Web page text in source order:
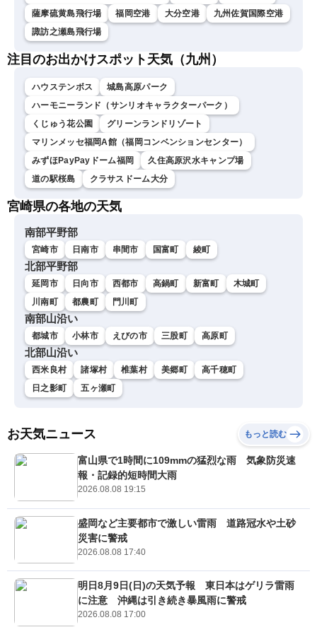
薩摩硫黄島飛行場
福岡空港 大分空港
九州佐賀国際空港
諏訪之瀬島飛行場
注目のお出かけスポット天気（九州）
ハウステンボス
城島高原パーク
ハーモニーランド（サンリオキャラクターパーク）
くじゅう花公園
グリーンランドリゾート
マリンメッセ福岡A館（福岡コンベンションセンター）
みずほPayPayドーム福岡
久住高原沢水キャンプ場
道の駅桜島
クラサスドーム大分
宮崎県の各地の天気
南部平野部
宮崎市 日南市 串間市 国富町 綾町
北部平野部
延岡市 日向市 西都市 高鍋町 新富町
木城町
川南町
都農町 門川町
南部山沿い
都城市 小林市 えびの市 三股町 高原町
北部山沿い
西米良村 諸塚村 椎葉村 美郷町
高千穂町
日之影町
五ヶ瀬町
お天気ニュース もっと読む
富山県で1時間に109mmの猛烈な雨 気象防災速
報・記録的短時間大雨
2026.08.08 19:15
盛岡など主要都市で激しい雷雨 道路冠水や土砂
災害に警戒
2026.08.08 17:40
明日8月9日(日)の天気予報 東日本はゲリラ雷雨
に注意 沖縄は引き続き暴風雨に警戒
2026.08.08 17:00